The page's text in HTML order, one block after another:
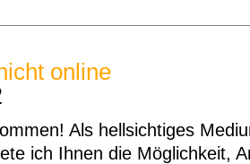
online
Als hellsichtiges
ich Ihnen die Möglichkeit,